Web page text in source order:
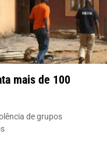
mais de 100
de grupos